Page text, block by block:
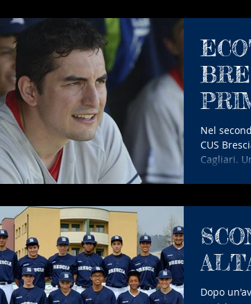
Nel
CUS
Cagliari.
Dopo